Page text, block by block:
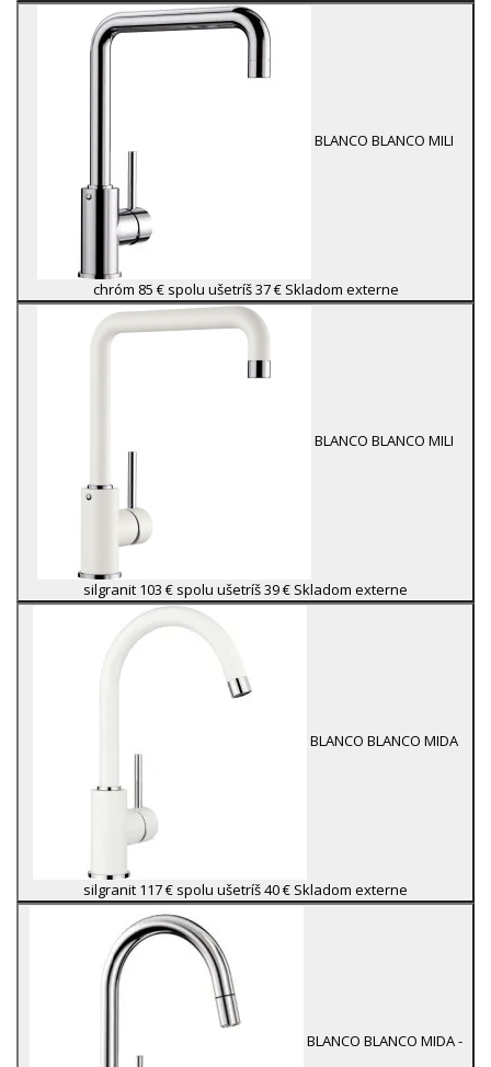
BLANCO BLANCO MILI
chróm 85 € spolu ušetríš 37 € Skladom externe
BLANCO BLANCO MILI
silgranit 103 € spolu ušetríš 39 € Skladom externe
BLANCO BLANCO MIDA
silgranit 117 € spolu ušetríš 40 € Skladom externe
BLANCO BLANCO MIDA -